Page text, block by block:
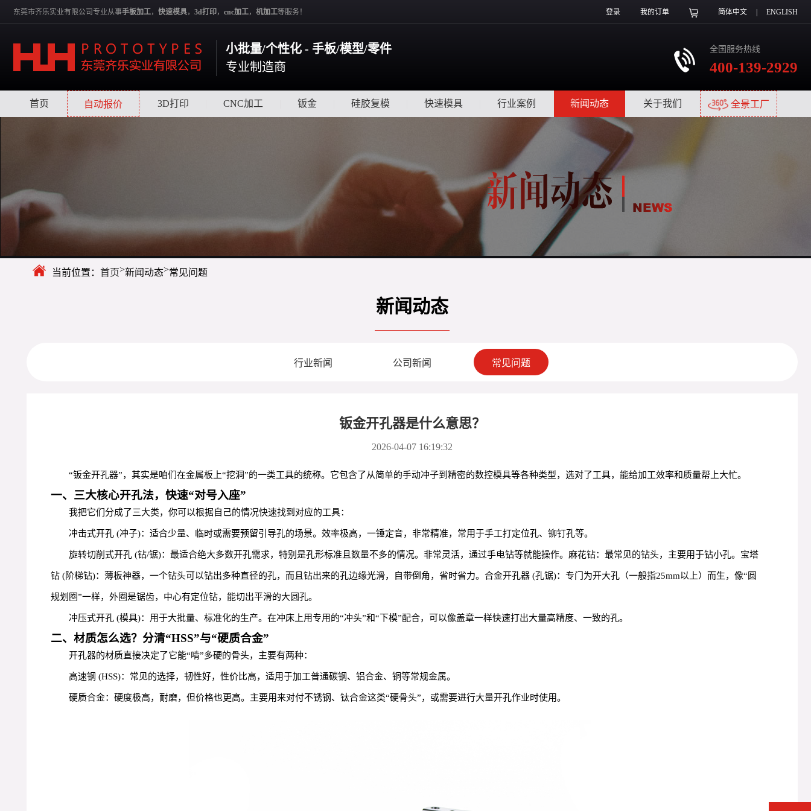
东莞市齐乐实业有限公司专业从事手板加工， 快速模具， 3d打印， cnc加工， 机加工等服务！ 登录 我的订单 简体中文 ENGLISH
小批量/个性化 - 手板/模型/零件
专业制造商
全国服务热线
400-139-2929
首页 自动报价 3D打印 CNC加工 钣金 硅胶复模 快速模具 行业案例 新闻动态 关于我们 全景工厂
当前位置： 首页>新闻动态>常见问题
新闻动态
行业新闻 公司新闻 常见问题
钣金开孔器是什么意思？
2026-04-07 16:19:32
“钣金开孔器”，其实是咱们在金属板上“挖洞”的一类工具的统称。它包含了从简单的手动冲子到精密的数控模具等各种类型，选对了工具，能给加工效率和质量帮上大忙。
一、三大核心开孔法，快速“对号入座”
我把它们分成了三大类，你可以根据自己的情况快速找到对应的工具：
冲击式开孔 (冲子)：适合少量、临时或需要预留引导孔的场景。效率极高，一锤定音，非常精准，常用于手工打定位孔、铆钉孔等。
旋转切削式开孔 (钻/锯)：最适合绝大多数开孔需求，特别是孔形标准且数量不多的情况。非常灵活，通过手电钻等就能操作。麻花钻：最常见的钻头，主要用于钻小孔。宝塔
钻 (阶梯钻)：薄板神器，一个钻头可以钻出多种直径的孔，而且钻出来的孔边缘光滑，自带倒角，省时省力。合金开孔器 (孔锯)：专门为开大孔（一般指25mm以上）而生，像“圆
规划圈”一样，外圈是锯齿，中心有定位钻，能切出平滑的大圆孔。
冲压式开孔 (模具)：用于大批量、标准化的生产。在冲床上用专用的“冲头”和“下模”配合，可以像盖章一样快速打出大量高精度、一致的孔。
二、材质怎么选？分清“HSS”与“硬质合金”
开孔器的材质直接决定了它能“啃”多硬的骨头，主要有两种：
高速钢 (HSS)：常见的选择，韧性好，性价比高，适用于加工普通碳钢、铝合金、铜等常规金属。
硬质合金：硬度极高，耐磨，但价格也更高。主要用来对付不锈钢、钛合金这类“硬骨头”，或需要进行大量开孔作业时使用。